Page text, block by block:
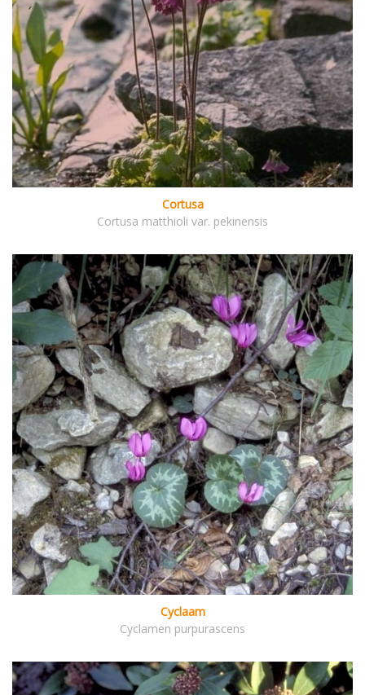
Cortusa
Cortusa matthioli var. pekinensis
Cyclaam
Cyclamen purpurascens